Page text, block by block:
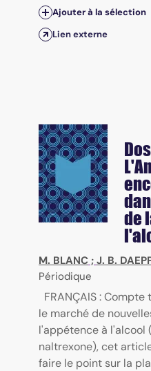
Ajouter à la sélection
Lien externe
de
M. BLANC ; J. B.
Périodique
FRANÇAIS :
le marché de
l'appétence à l'alcool
naltrexone), cet
faire le point sur la